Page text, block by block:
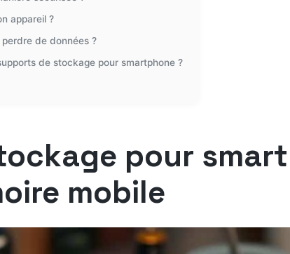
appareil ?
de données ?
de stockage pour smartphone ?
pour
mobile